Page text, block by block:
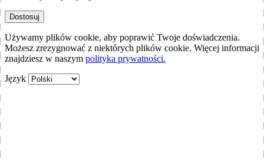
Dostosuj
Używamy plików cookie, aby poprawić Twoje doświadczenia.
Możesz zrezygnować z niektórych plików cookie. Więcej informacji
znajdziesz w naszym polityka prywatności.
Język